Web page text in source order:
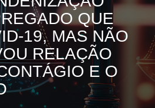
QUE
19, MAS NÃO
RELAÇÃO
E O